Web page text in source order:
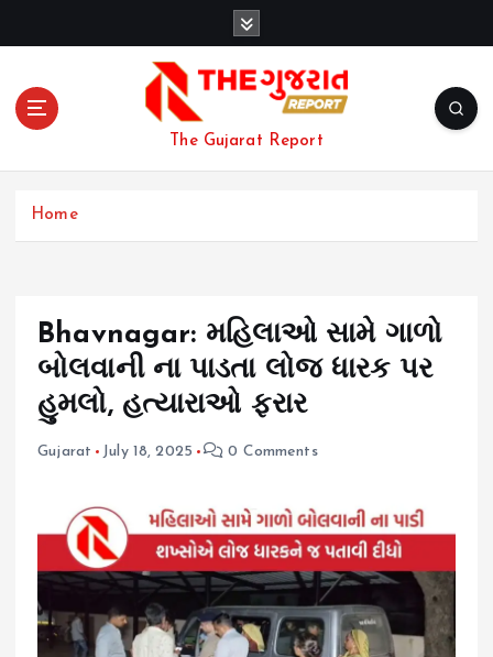
The Gujarat Report
Home
Bhavnagar: મહિલાઓ સામે ગાળો
બોલવાની ના પાડતા લોજ ધારક પર
હુમલો, હત્યારાઓ ફરાર
Gujarat July 18, 2025 0 Comments